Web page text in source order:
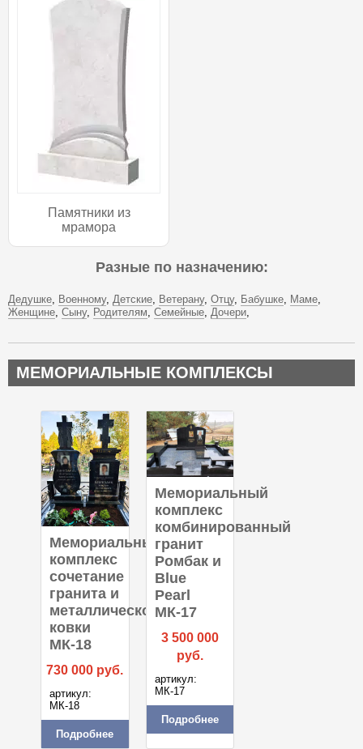
Памятники из
мрамора
Разные по назначению:
Дедушке Военному Детские Ветерану Отцу Бабушке
Маме
Женщине Сыну Родителям Семейные Дочери
МЕМОРИАЛЬНЫЕ КОМПЛЕКСЫ
Мемориальный
комплекс
сочетание
гранита и
металлической
ковки
МК-18
730 000 руб.
артикул:
МК-18
Подробнее
Мемориальный
комплекс
комбинированный
гранит
Ромбак и
Blue
Pearl
МК-17
3 500 000
руб.
артикул:
МК-17
Подробнее